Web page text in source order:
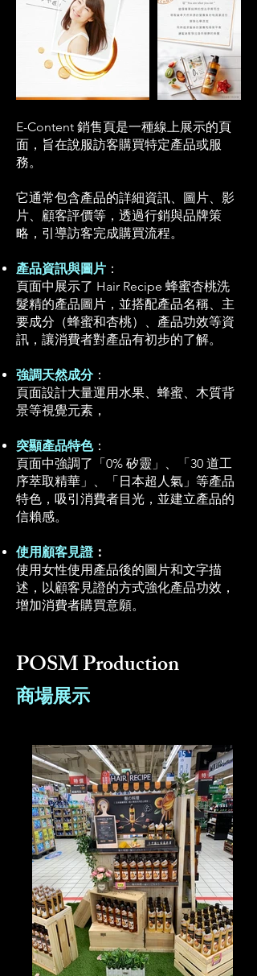
E-Content 銷售頁是一種線上展示的頁
面， 旨在說服訪客購買特定產品或服
務。
它通常包含產品的詳細資訊、圖片、影
片、顧客評價等， 透過行銷與品牌策
略，引導訪客完成購買流程。​
產品資訊與圖片 ：
頁面中展示了 Hair Recipe 蜂蜜杏桃洗
髮精的產品圖片，並搭配產品名稱、主
要成分（蜂蜜和杏桃）、產品功效等資
訊，讓消費者對產品有初步的了解。
強調天然成分：
頁面設計大量運用水果、蜂蜜、木質背
景等視覺元素，
突顯產品特色：
頁面中強調了「0% 矽靈」、「30 道工
序萃取精華」、「日本超人氣」等產品
特色，吸引消費者目光，並建立產品的
信賴感。
使用顧客見證：
使用女性使用產品後的圖片和文字描
述，以顧客見證的方式強化產品功效，
增加消費者購買意願。
POSM Production
​商場展示